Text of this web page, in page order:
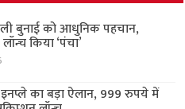
बुनाई को आधुनिक पहचान,
किया ‘पंचा’
का बड़ा ऐलान, 999 रुपये में